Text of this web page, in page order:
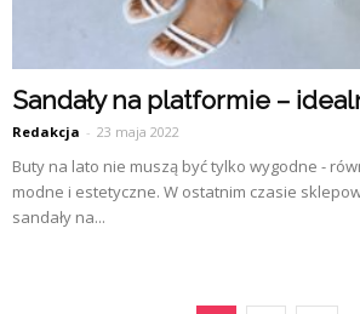
Sandały na platformie –
Redakcja - 23 maja 2022
Buty na lato nie muszą być tylko wygodne -
modne i estetyczne. W ostatnim czasie
sandały na...